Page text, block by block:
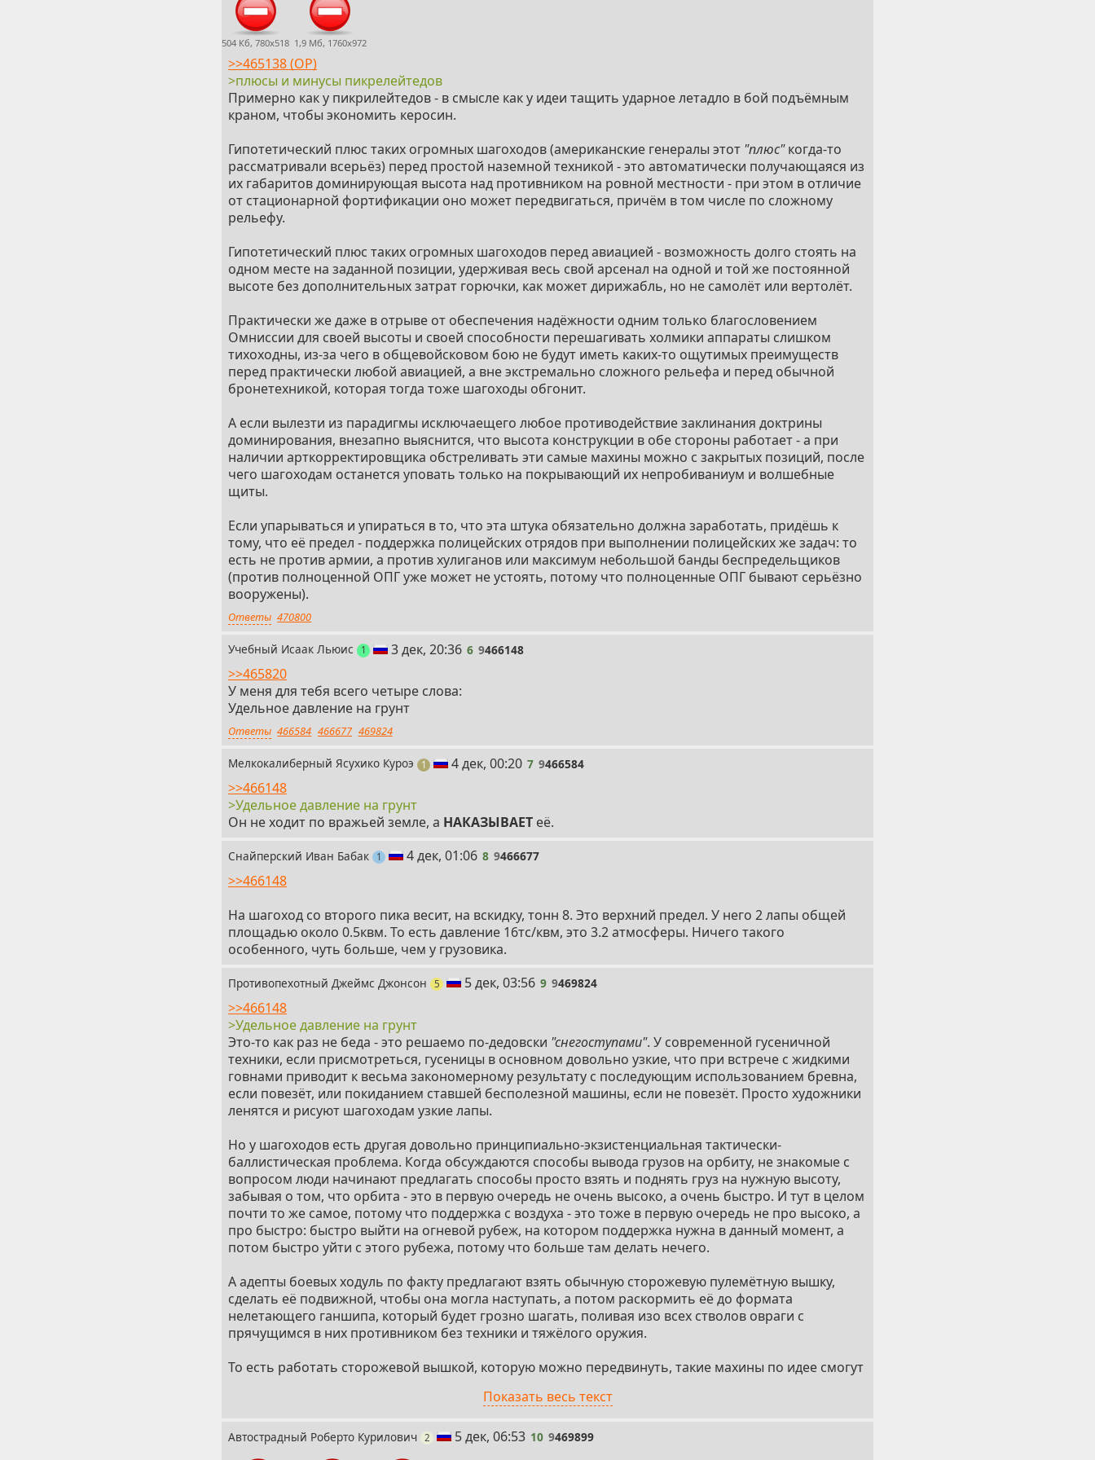
504 Кб, 780x518 1,9 Мб, 1760x972
>>465138 (OP)
>плюсы и минусы пикрелейтедов
Примерно как у пикрилейтедов - в смысле как у идеи тащить ударное летадло в бой подъёмным
краном, чтобы экономить керосин.
Гипотетический плюс таких огромных шагоходов (американские генералы этот "плюс"когда-то
рассматривали всерьёз) перед простой наземной техникой - это автоматически получающаяся из
их габаритов доминирующая высота над противником на ровной местности - при этом в отличие
от стационарной фортификации оно может передвигаться, причём в том числе по сложному
рельефу.
Гипотетический плюс таких огромных шагоходов перед авиацией - возможность долго стоять на
одном месте на заданной позиции, удерживая весь свой арсенал на одной и той же постоянной
высоте без дополнительных затрат горючки, как может дирижабль, но не самолёт или вертолёт.
Практически же даже в отрыве от обеспечения надёжности одним только благословением
Омниссии для своей высоты и своей способности перешагивать холмики аппараты слишком
тихоходны, из-за чего в общевойсковом бою не будут иметь каких-то ощутимых преимуществ
перед практически любой авиацией, а вне экстремально сложного рельефа и перед обычной
бронетехникой, которая тогда тоже шагоходы обгонит.
А если вылезти из парадигмы исключаещего любое противодействие заклинания доктрины
доминирования, внезапно выяснится, что высота конструкции в обе стороны работает - а при
наличии арткорректировщика обстреливать эти самые махины можно с закрытых позиций, после
чего шагоходам останется уповать только на покрывающий их непробиваниум и волшебные
щиты.
Если упарываться и упираться в то, что эта штука обязательно должна заработать, придёшь к
тому, что её предел - поддержка полицейских отрядов при выполнении полицейских же задач: то
есть не против армии, а против хулиганов или максимум небольшой банды беспредельщиков
(против полноценной ОПГ уже может не устоять, потому что полноценные ОПГ бывают серьёзно
вооружены).
Ответы 470800
Учебный Исаак Льюис 1 пост 6
3 дек, 20:36 6 9466148
>>465820
У меня для тебя всего четыре слова:
Удельное давление на грунт
Ответы 466584 466677 469824
Мелкокалиберный Ясухико Куроэ 1пост 7
4 дек, 00:20 7 9466584
>>466148
>Удельное давление на грунт
Он не ходит по вражьей земле, а НАКАЗЫВАЕТ её.
Снайперский Иван Бабак 1 пост 8
4 дек, 01:06 8 9466677
>>466148
На шагоход со второго пика весит, на вскидку, тонн 8. Это верхний предел. У него 2 лапы общей
площадью около 0.5квм. То есть давление 16тс/квм, это 3.2 атмосферы. Ничего такого
особенного, чуть больше, чем у грузовика.
Противопехотный Джеймс Джонсон 5постов
9
5 дек, 03:56 9 9469824
>>466148
>Удельное давление на грунт
Это-то как раз не беда - это решаемо по-дедовски "снегоступами". У современной гусеничной
техники, если присмотреться, гусеницы в основном довольно узкие, что при встрече с жидкими
говнами приводит к весьма закономерному результату с последующим использованием бревна,
если повезёт, или покиданием ставшей бесполезной машины, если не повезёт. Просто художники
ленятся и рисуют шагоходам узкие лапы.
Но у шагоходов есть другая довольно принципиально-экзистенциальная тактически-
баллистическая проблема. Когда обсуждаются способы вывода грузов на орбиту, не знакомые с
вопросом люди начинают предлагать способы просто взять и поднять груз на нужную высоту,
забывая о том, что орбита - это в первую очередь не очень высоко, а очень быстро. И тут в целом
почти то же самое, потому что поддержка с воздуха - это тоже в первую очередь не про высоко, а
про быстро: быстро выйти на огневой рубеж, на котором поддержка нужна в данный момент, а
потом быстро уйти с этого рубежа, потому что больше там делать нечего.
А адепты боевых ходуль по факту предлагают взять обычную сторожевую пулемётную вышку,
сделать её подвижной, чтобы она могла наступать, а потом раскормить её до формата
нелетающего ганшипа, который будет грозно шагать, поливая изо всех стволов овраги с
прячущимся в них противником без техники и тяжёлого оружия.
То есть работать сторожевой вышкой, которую можно передвинуть, такие махины по идее смогут
ролью - с ролью оперативно перемещающейся авиации. А ходулеход по факту максимум может
ударной.
Показать весь текст
Автострадный Роберто Курилович 2поста 10
5 дек, 06:53 10 9469899